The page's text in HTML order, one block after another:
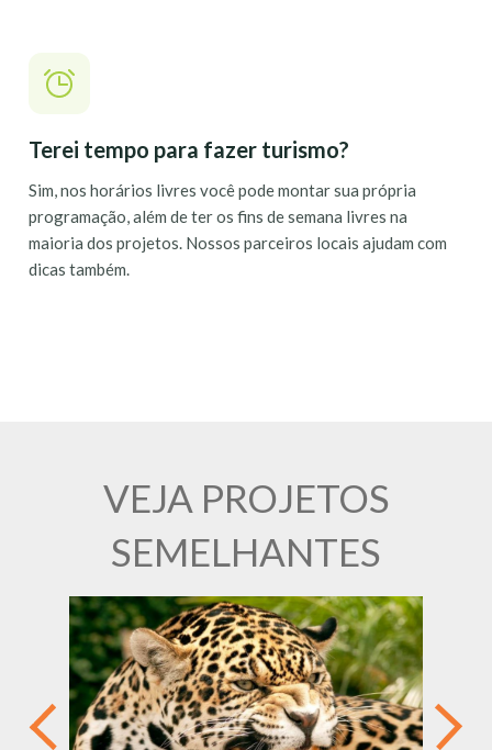
Terei tempo para fazer turismo?
Sim, nos horários livres você pode montar sua própria
programação, além de ter os fins de semana livres na
maioria dos projetos. Nossos parceiros locais ajudam com
dicas também.
VEJA PROJETOS
SEMELHANTES